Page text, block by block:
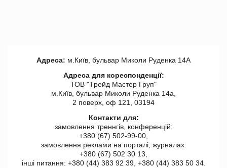
Адреса: м.Київ, бульвар Миколи Руденка 14А
Адреса для кореспонденції:
ТОВ "Tрейд Мастер Груп"
м.Київ, бульвар Миколи Руденка 14а,
2 поверх, оф 121, 03194
Контакти для:
замовлення треннгів, конференцій:
+380 (67) 502-99-00,
замовлення реклами на порталі, журналах:
+380 (67) 502 30 13,
інші питання: +380 (44) 383 92 39, +380 (44) 383 50 34.